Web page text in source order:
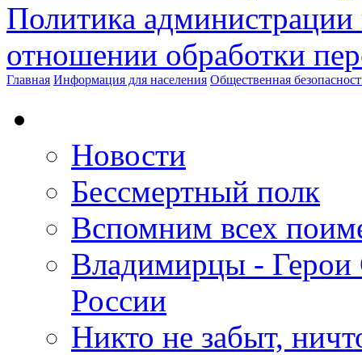
Политика
отношении обработки
Главная Информация для населения Общественная
Новости
Бессмертный полк
Вспомним всех
Владимирцы - Герои
России
Никто не забыт,